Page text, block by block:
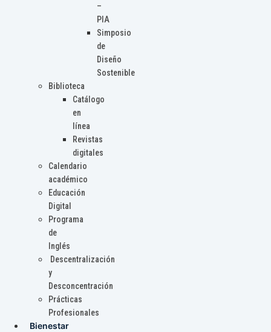
–
PIA
Simposio
de
Diseño
Sostenible
Biblioteca
Catálogo
en
línea
Revistas
digitales
Calendario
académico
Educación
Digital
Programa
de
Inglés
Descentralización
y
Desconcentración
Prácticas
Profesionales
Bienestar